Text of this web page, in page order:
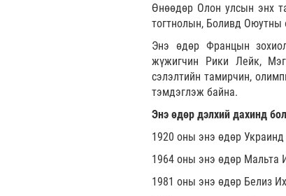
Өнөөдөр Олон улсын энх
тогтнолын, Боливд Оюутны
Энэ өдөр Францын
жүжигчин Рики Лейк,
сэлэлтийн тамирчин,
тэмдэглэж байна.
Энэ өдөр дэлхий дахинд
1920 оны энэ өдөр
1964 оны энэ өдөр Мальта
1981 оны энэ өдөр Белиз